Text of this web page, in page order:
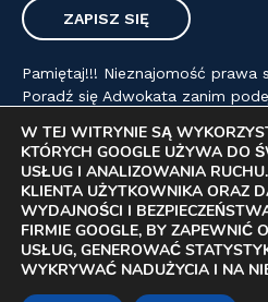
Pamiętaj!!! Nieznajomość prawa
Poradź się Adwokata zanim
Copyright© 2026 - Kancelaria
Petrzak. Wszystkie prawa
W TEJ WITRYNIE SĄ
KTÓRYCH GOOGLE UŻYWA DO
USŁUG I ANALIZOWANIA
KLIENTA UŻYTKOWNIKA ORAZ
WYDAJNOŚCI I
FIRMIE GOOGLE, BY ZAPEWNIĆ
USŁUG, GENEROWAĆ
WYKRYWAĆ NADUŻYCIA I NA